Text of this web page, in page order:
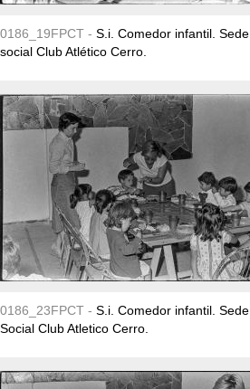
0186_19FPCT - S.i. Comedor infantil. Sede
social Club Atlético Cerro.
0186_23FPCT - S.i. Comedor infantil. Sede
Social Club Atletico Cerro.